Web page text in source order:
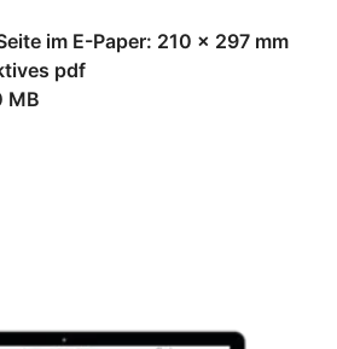
im E-Paper: 210 x 297 mm
pdf
MB